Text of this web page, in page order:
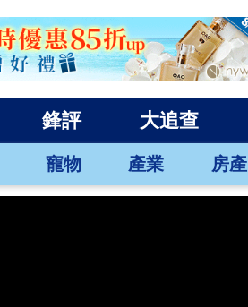
鋒評 大追查
寵物 產業 房產